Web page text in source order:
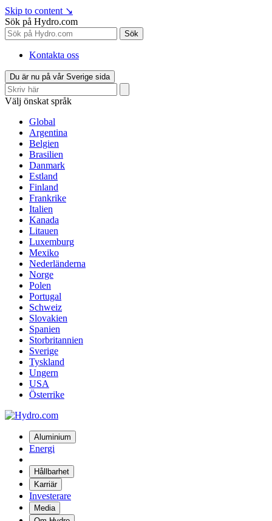
Skip to content ↘
Sök på Hydro.com
Sök
Kontakta oss
Du är nu på vår Sverige sida
Välj önskat språk
Global
Argentina
Belgien
Brasilien
Danmark
Estland
Finland
Frankrike
Italien
Kanada
Litauen
Luxemburg
Mexiko
Nederländerna
Norge
Polen
Portugal
Schweiz
Slovakien
Spanien
Storbritannien
Sverige
Tyskland
Ungern
USA
Österrike
Aluminium
Energi
Hållbarhet
Karriär
Investerare
Media